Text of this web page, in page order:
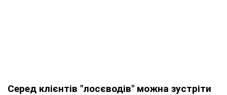
Серед клієнтів "лосєводів" можна зустріти